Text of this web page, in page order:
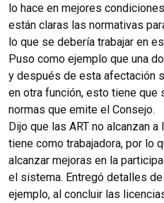
lo hace en mejores
están claras las normativas
lo que se debería trabajar en
Puso como ejemplo que una
y después de esta afectación
en otra función, esto tiene que
normas que emite el Consejo.
Dijo que las ART no alcanzan
tiene como trabajadora, por lo
alcanzar mejoras en la
el sistema. Entregó detalles
ejemplo, al concluir las